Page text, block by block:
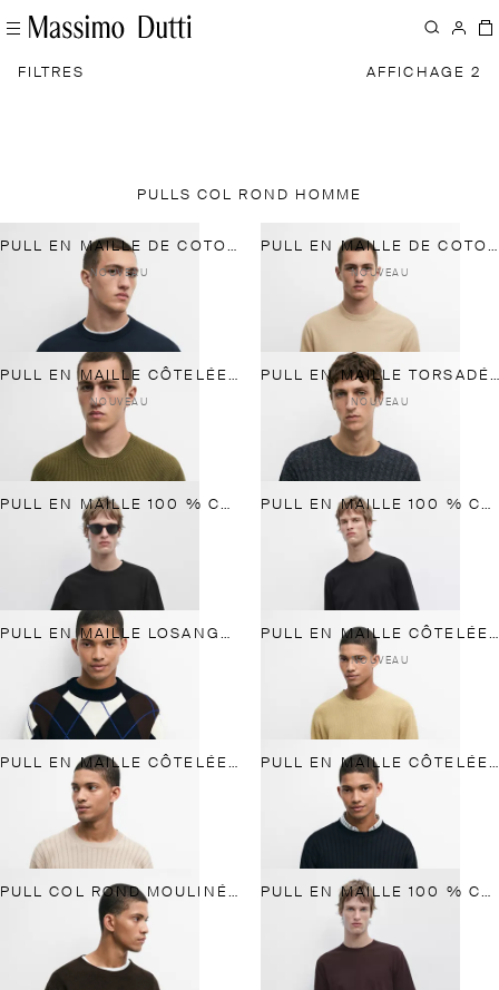
FILTRES AFFICHAGE 2
PULLS COL ROND HOMME
PULL EN MAILLE DE COTON
NOUVEAU
PULL EN MAILLE DE COTON
NOUVEAU
PULL EN MAILLE CÔTELÉE COTON MÉLANGÉ
NOUVEAU
PULL EN MAILLE TORSADÉE À COL ROND
NOUVEAU
PULL EN MAILLE 100 % COTON À MANCHES COURTES PULL EN MAILLE 100 % COTON À MANCHES COURTES
PULL EN MAILLE LOSANGES 100 % COTON PULL EN MAILLE CÔTELÉE COTON MÉLANGÉ
NOUVEAU
PULL EN MAILLE CÔTELÉE 100 % COTON PULL EN MAILLE CÔTELÉE 100 % COTON
PULL COL ROND MOULINÉ EN PUR COTON PULL EN MAILLE 100 % COTON À MANCHES COURTES